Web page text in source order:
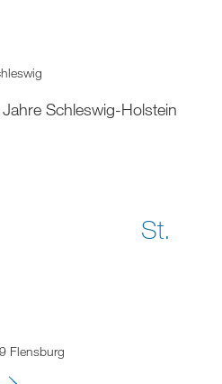
Schleswig-Holstein
St.
Flensburg